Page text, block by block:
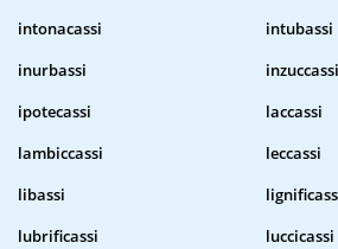
intonacassi
intubassi
inurbassi
inzuccassi
ipotecassi
laccassi
lambiccassi
leccassi
libassi
lubrificassi
luccicassi